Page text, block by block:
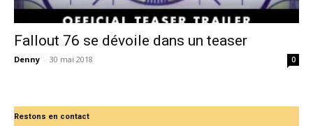
Fallout 76 se dévoile dans un teaser
Denny - 30 mai 2018 0
Restons en contact